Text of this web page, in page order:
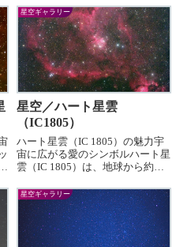
星空ギャラリー
星空／ハート星雲
（IC1805）
ハート星雲（IC 1805）の魅力宇
宙に広がる愛のシンボルハート星
雲（IC 1805）は、地球から約
い星雲で、その名前が示すよう
に、まるで宇宙に浮かぶ心臓の形
をしています。この星雲は、星座
カシオペアの方向にあ...
星空ギャラリー